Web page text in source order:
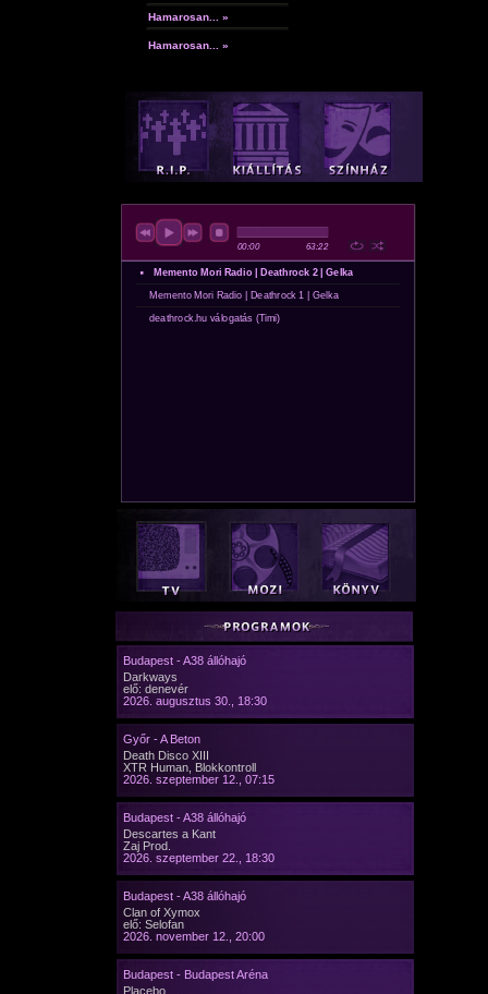
Hamarosan... »
Hamarosan... »
Budapest - A38 állóhajó
Darkways
elő: denevér
2026. augusztus 30., 18:30
Győr - A Beton
Death Disco XIII
XTR Human, Blokkontroll
2026. szeptember 12., 07:15
Budapest - A38 állóhajó
Descartes a Kant
Zaj Prod.
2026. szeptember 22., 18:30
Budapest - A38 állóhajó
Clan of Xymox
elő: Selofan
2026. november 12., 20:00
Budapest - Budapest Aréna
Placebo